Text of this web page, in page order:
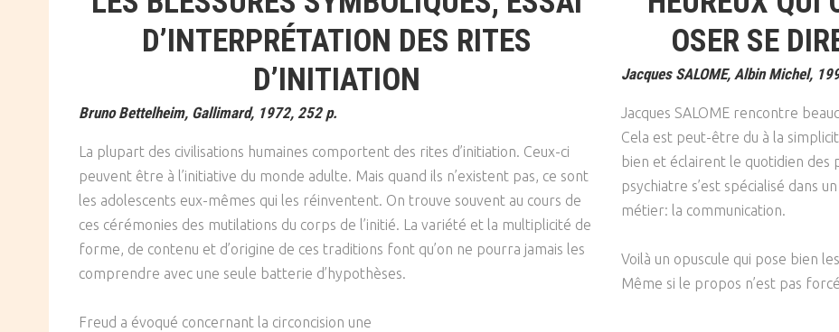
D’INTERPRÉTATION DES RITES
D’INITIATION
Bruno Bettelheim, Gallimard, 1972, 252 p.
La plupart des civilisations humaines comportent des rites d’initiation. Ceux-ci
peuvent être à l’initiative du monde adulte. Mais quand ils n’existent pas, ce sont
les adolescents eux-mêmes qui les réinventent. On trouve souvent au cours de
ces cérémonies des mutilations du corps de l’initié. La variété et la multiplicité de
forme, de contenu et d’origine de ces traditions font qu’on ne pourra jamais les
comprendre avec une seule batterie d’hypothèses.
Freud a évoqué concernant la circoncision une
OSER SE
Jacques SALOME, Albin Michel,
Jacques SALOME rencontre
Cela est peut-être du à la
bien et éclairent le quotidien des
psychiatre s’est spécialisé dans
métier: la communication.
Voilà un opuscule qui pose bien
Même si le propos n’est pas